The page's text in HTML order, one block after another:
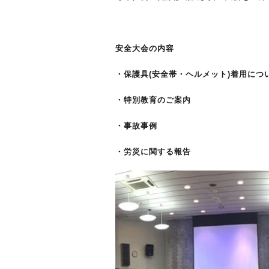
安全大会の内容
・保護具(安全帯・ヘルメット)着用につ
・特別教育のご案内
・事故事例
・労災に関する報告